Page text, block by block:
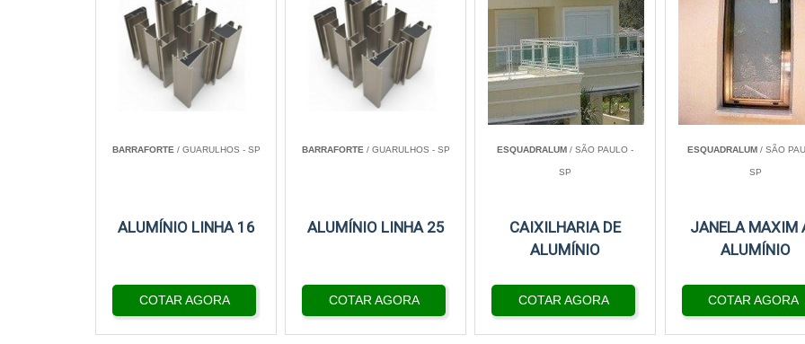
BARRAFORTE / GUARULHOS - SP
ALUMÍNIO LINHA 16
COTAR AGORA
BARRAFORTE / GUARULHOS - SP
ALUMÍNIO LINHA 25
COTAR AGORA
ESQUADRALUM / SÃO PAULO -
SP
CAIXILHARIA DE
ALUMÍNIO
COTAR AGORA
ESQUADRALUM/ SÃO
SP
JANELA MAXIM
ALUMÍNIO
COTAR AGORA